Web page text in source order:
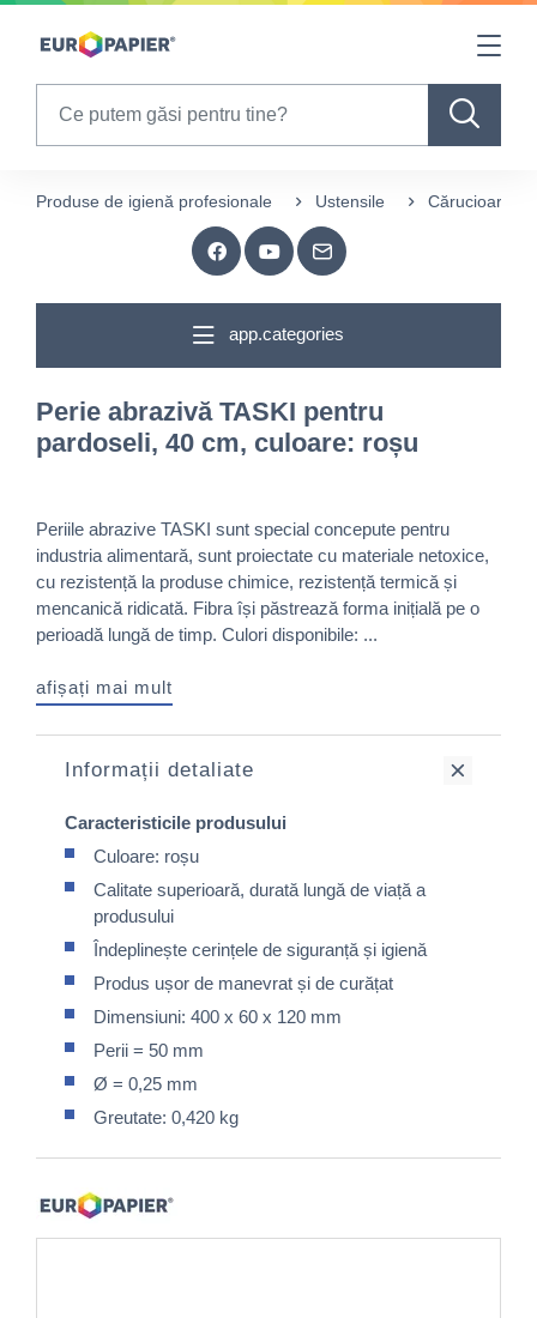
Table Of Content
Produse de igienă profesionale Ustensile Cărucioare și
app.categories
Perie abrazivă TASKI pentru
pardoseli, 40 cm, culoare: roșu
Periile abrazive TASKI sunt special concepute pentru
industria alimentară, sunt proiectate cu materiale netoxice,
cu rezistență la produse chimice, rezistență termică și
mencanică ridicată. Fibra își păstrează forma inițială pe o
perioadă lungă de timp. Culori disponibile: ...
afișați mai mult
Informații detaliate
Caracteristicile produsului
Culoare: roșu
Calitate superioară, durată lungă de viață a
produsului
Îndeplinește cerințele de siguranță și igienă
Produs ușor de manevrat și de curățat
Dimensiuni: 400 x 60 x 120 mm
Perii = 50 mm
Ø = 0,25 mm
Greutate: 0,420 kg